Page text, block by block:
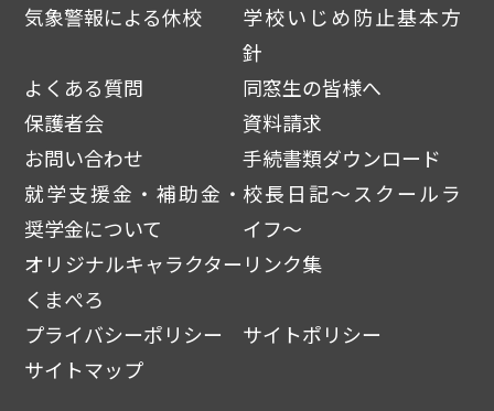
気象警報による休校
学校いじめ防止基本方
針
よくある質問
同窓生の皆様へ
保護者会
資料請求
お問い合わせ
手続書類ダウンロード
就学支援金・補助金・
奨学金について
校長日記～スクールラ
イフ～
オリジナルキャラクター
くまぺろ
リンク集
プライバシーポリシー
サイトポリシー
サイトマップ